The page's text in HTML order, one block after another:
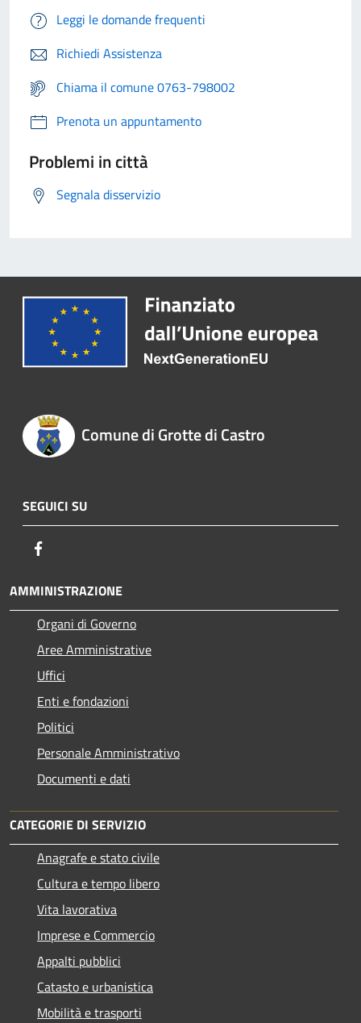
Leggi le domande frequenti
Richiedi Assistenza
Chiama il comune 0763-798002
Prenota un appuntamento
Problemi in città
Segnala disservizio
Comune di Grotte di Castro
SEGUICI SU
AMMINISTRAZIONE
Organi di Governo
Aree Amministrative
Uffici
Enti e fondazioni
Politici
Personale Amministrativo
Documenti e dati
CATEGORIE DI SERVIZIO
Anagrafe e stato civile
Cultura e tempo libero
Vita lavorativa
Imprese e Commercio
Appalti pubblici
Catasto e urbanistica
Mobilità e trasporti